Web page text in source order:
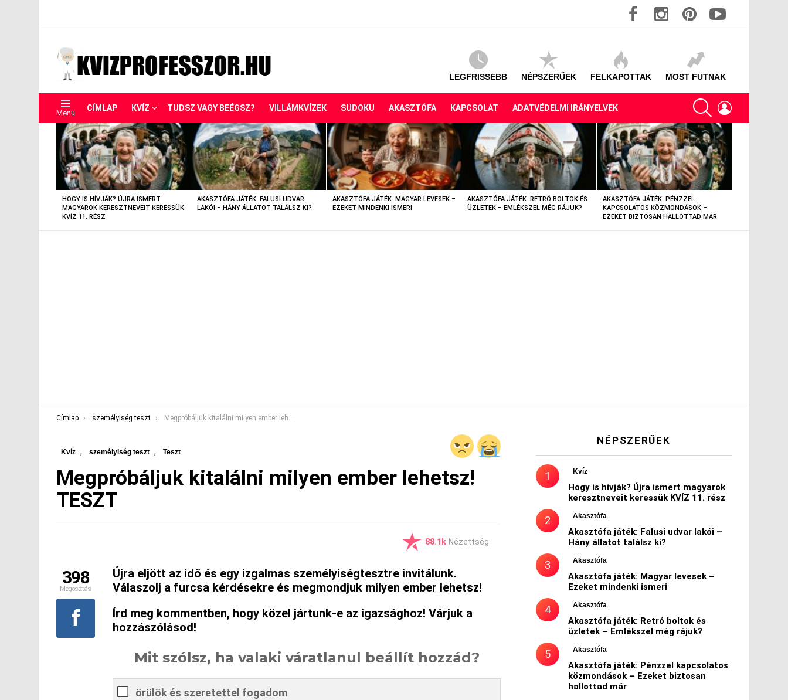
LEGFRISSEBB NÉPSZERŰEK FELKAPOTTAK MOST FUTNAK
Menu CÍMLAP KVÍZ TUDSZ VAGY BEÉGSZ? VILLÁMKVÍZEK SUDOKU AKASZTÓFA KAPCSOLAT ADATVÉDELMI IRÁNYELVEK
SEARCH
LEGUTÓBBIAK
HOGY IS HÍVJÁK? ÚJRA ISMERT
MAGYAROK KERESZTNEVEIT KERESSÜK
KVÍZ 11. RÉSZ
AKASZTÓFA JÁTÉK: FALUSI UDVAR
LAKÓI – HÁNY ÁLLATOT TALÁLSZ KI?
AKASZTÓFA JÁTÉK: MAGYAR LEVESEK –
EZEKET MINDENKI ISMERI
AKASZTÓFA JÁTÉK: RETRÓ BOLTOK ÉS
ÜZLETEK – EMLÉKSZEL MÉG RÁJUK?
AKASZTÓFA JÁTÉK: PÉNZZEL
KAPCSOLATOS KÖZMONDÁSOK –
EZEKET BIZTOSAN HALLOTTAD MÁR
You are here:
Címlap személyiség teszt Megpróbáljuk kitalálni milyen ember lehetsz! TESZT
Kvíz , személyiség teszt , Teszt
Megpróbáljuk kitalálni milyen ember lehetsz!
TESZT
88.1k Nézettség
Újra eljött az idő és egy izgalmas személyiségtesztre invitálunk.
Válaszolj a furcsa kérdésekre és megmondjuk milyen ember lehetsz!
Írd meg kommentben, hogy közel jártunk-e az igazsághoz! Várjuk a
hozzászólásod!
Mit szólsz, ha valaki váratlanul beállít hozzád?
örülök és szeretettel fogadom
398
Megosztás
NÉPSZERŰEK
Kvíz
Hogy is hívják? Újra ismert magyarok
keresztneveit keressük KVÍZ 11. rész
Akasztófa
Akasztófa játék: Falusi udvar lakói –
Hány állatot találsz ki?
Akasztófa
Akasztófa játék: Magyar levesek –
Ezeket mindenki ismeri
Akasztófa
Akasztófa játék: Retró boltok és
üzletek – Emlékszel még rájuk?
Akasztófa
Akasztófa játék: Pénzzel kapcsolatos
közmondások – Ezeket biztosan
hallottad már